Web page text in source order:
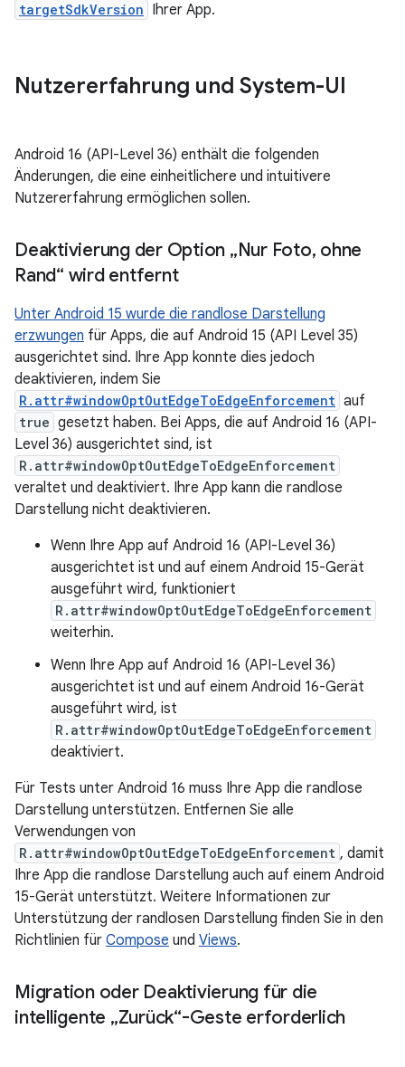
targetSdkVersion Ihrer App.
Nutzererfahrung und System-UI
Android 16 (API-Level 36) enthält die folgenden
Änderungen, die eine einheitlichere und intuitivere
Nutzererfahrung ermöglichen sollen.
Deaktivierung der Option „Nur Foto, ohne
Rand“ wird entfernt
Unter Android 15 wurde die randlose Darstellung
erzwungen für Apps, die auf Android 15 (API Level 35)
ausgerichtet sind. Ihre App konnte dies jedoch
deaktivieren, indem Sie
R.attr#windowOptOutEdgeToEdgeEnforcement auf
true gesetzt haben. Bei Apps, die auf Android 16 (API-
Level 36) ausgerichtet sind, ist
R.attr#windowOptOutEdgeToEdgeEnforcement
veraltet und deaktiviert. Ihre App kann die randlose
Darstellung nicht deaktivieren.
Wenn Ihre App auf Android 16 (API-Level 36)
ausgerichtet ist und auf einem Android 15-Gerät
ausgeführt wird, funktioniert
R.attr#windowOptOutEdgeToEdgeEnforcement
weiterhin.
Wenn Ihre App auf Android 16 (API-Level 36)
ausgerichtet ist und auf einem Android 16-Gerät
ausgeführt wird, ist
R.attr#windowOptOutEdgeToEdgeEnforcement
deaktiviert.
Für Tests unter Android 16 muss Ihre App die randlose
Darstellung unterstützen. Entfernen Sie alle
Verwendungen von
R.attr#windowOptOutEdgeToEdgeEnforcement , damit
Ihre App die randlose Darstellung auch auf einem Android
15-Gerät unterstützt. Weitere Informationen zur
Unterstützung der randlosen Darstellung finden Sie in den
Richtlinien für Compose und Views.
Migration oder Deaktivierung für die
intelligente „Zurück“-Geste erforderlich